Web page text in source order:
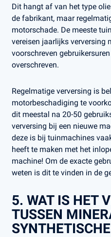
Dit hangt af van het type
de fabrikant, maar
motorschade​. De meeste
vereisen jaarlijks verversing
voorschreven
overschreven.
Regelmatige verversing is
motorbeschadiging te
dit meestal na 20-50
verversing bij een nieuwe
deze is bij tuinmachines
heeft te maken met het
machine! Om de exacte
weten is dit te vinden in de
5. WAT IS HET
TUSSEN